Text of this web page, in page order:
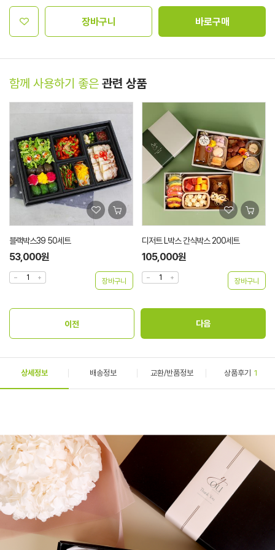
장바구니 바로구매
함께 사용하기 좋은 관련 상품
디저트 L박스 간식박스 200세트
105,000원
코팅노루지 화이트 [27/30/33] 500장
10,500원
상세정보 배송정보 교환/반품정보 상품후기 1